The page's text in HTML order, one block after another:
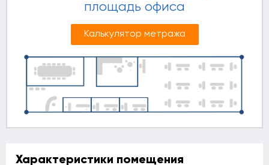
площадь офиса
Калькулятор метража
Характеристики помещения